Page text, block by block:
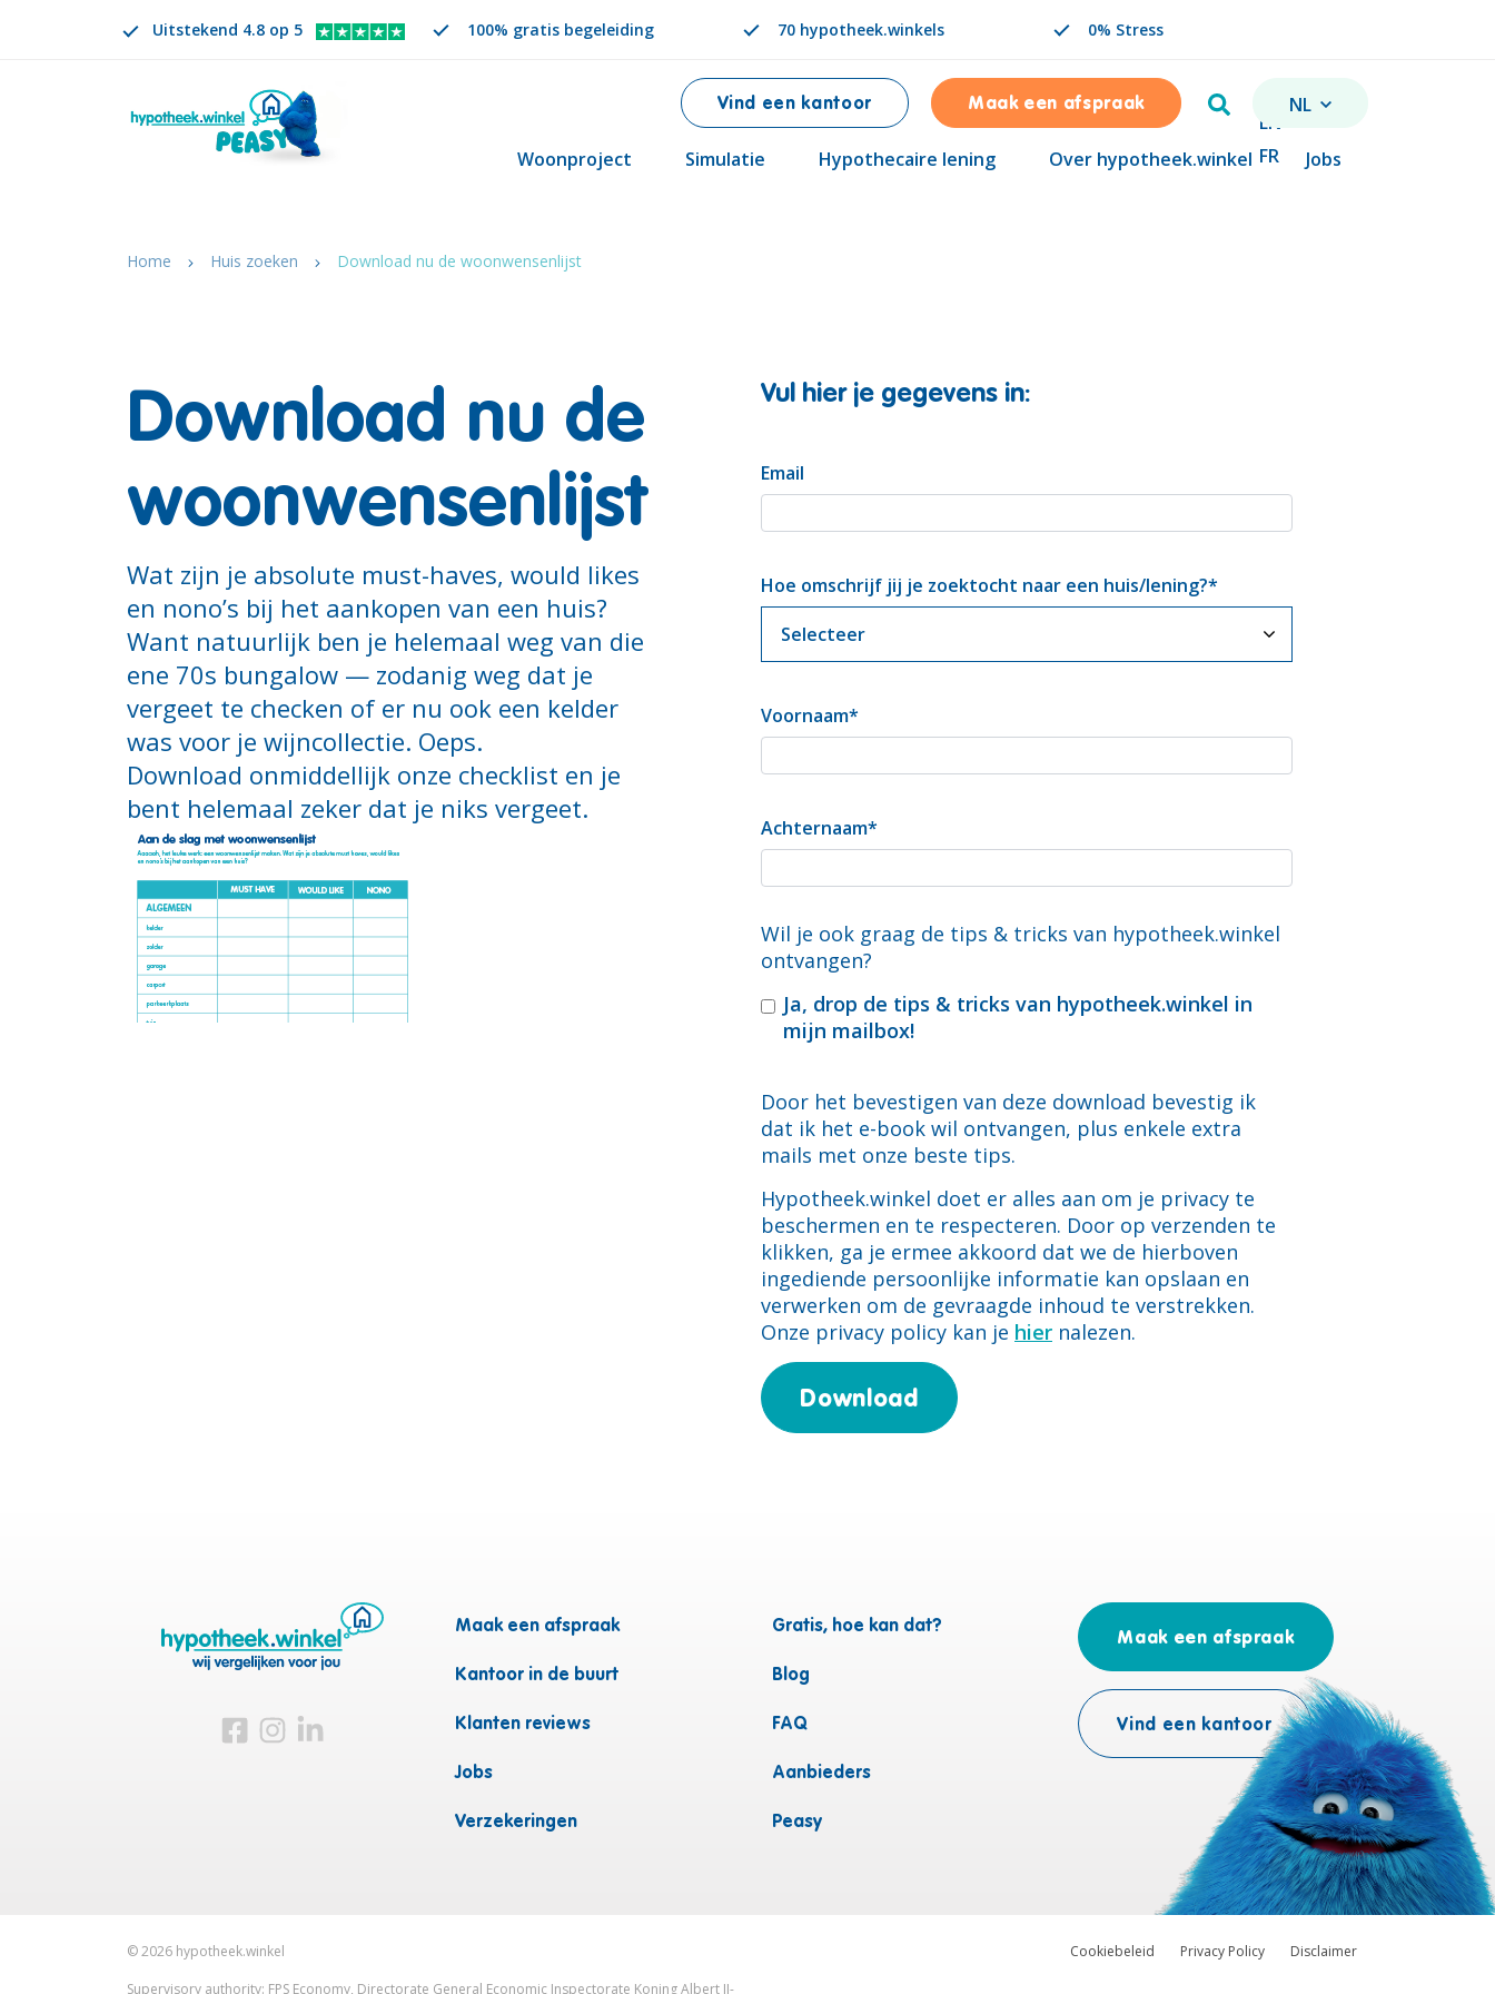
Uitstekend 4.8 op 5 100% gratis begeleiding 70 hypotheek.winkels 0% Stress
Vind een kantoor Maak een afspraak Zoeken
VERANDER TAAL.
NL
EN
FR
Woonproject Simulatie Hypothecaire lening Over hypotheek.winkel Jobs
VERANDER TAAL. GESELECTEERDE TAAL IS
Home Huis zoeken Download nu de woonwensenlijst
Download nu de
woonwensenlijst
Wat zijn je absolute must-haves, would likes
en nono’s bij het aankopen van een huis?
Want natuurlijk ben je helemaal weg van die
ene 70s bungalow — zodanig weg dat je
vergeet te checken of er nu ook een kelder
was voor je wijncollectie. Oeps.
Download onmiddellijk onze checklist en je
bent helemaal zeker dat je niks vergeet.
Vul hier je gegevens in:
Email
Hoe omschrijf jij je zoektocht naar een huis/lening?*
Voornaam*
Achternaam*
Wil je ook graag de tips & tricks van hypotheek.winkel
ontvangen?
Ja, drop de tips & tricks van hypotheek.winkel in
mijn mailbox!
Door het bevestigen van deze download bevestig ik
dat ik het e-book wil ontvangen, plus enkele extra
mails met onze beste tips.
Hypotheek.winkel doet er alles aan om je privacy te
beschermen en te respecteren. Door op verzenden te
klikken, ga je ermee akkoord dat we de hierboven
ingediende persoonlijke informatie kan opslaan en
verwerken om de gevraagde inhoud te verstrekken.
Onze privacy policy kan je hier nalezen.
Bezoek ons op Facebook
Bezoek ons op Instagram
Bezoek ons op Linkedin
Maak een afspraak
Kantoor in de buurt
Klanten reviews
Jobs
Verzekeringen
Gratis, hoe kan dat?
Blog
FAQ
Aanbieders
Peasy
Maak een afspraak
Vind een kantoor
©2026 hypotheek.winkel
Supervisory authority: FPS Economy, Directorate General Economic Inspectorate Koning Albert II-
Cookiebeleid Privacy Policy Disclaimer